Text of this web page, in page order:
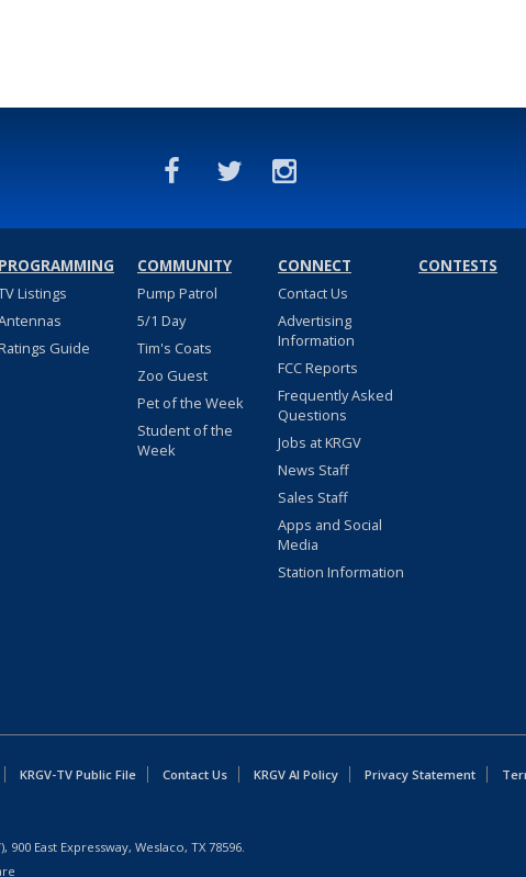
PROGRAMMING
Listings
Guide
COMMUNITY
Pump Patrol
5/1 Day
Tim's Coats
Zoo Guest
Pet of the Week
Student of the
Week
CONNECT
Contact Us
Advertising
Information
FCC Reports
Frequently Asked
Questions
Jobs at KRGV
News Staff
Sales Staff
Apps and Social
Media
Station Information
CONTESTS
KRGV-TV Public File Contact Us KRGV AI Policy Privacy Statement
900 East Expressway, Weslaco, TX 78596.